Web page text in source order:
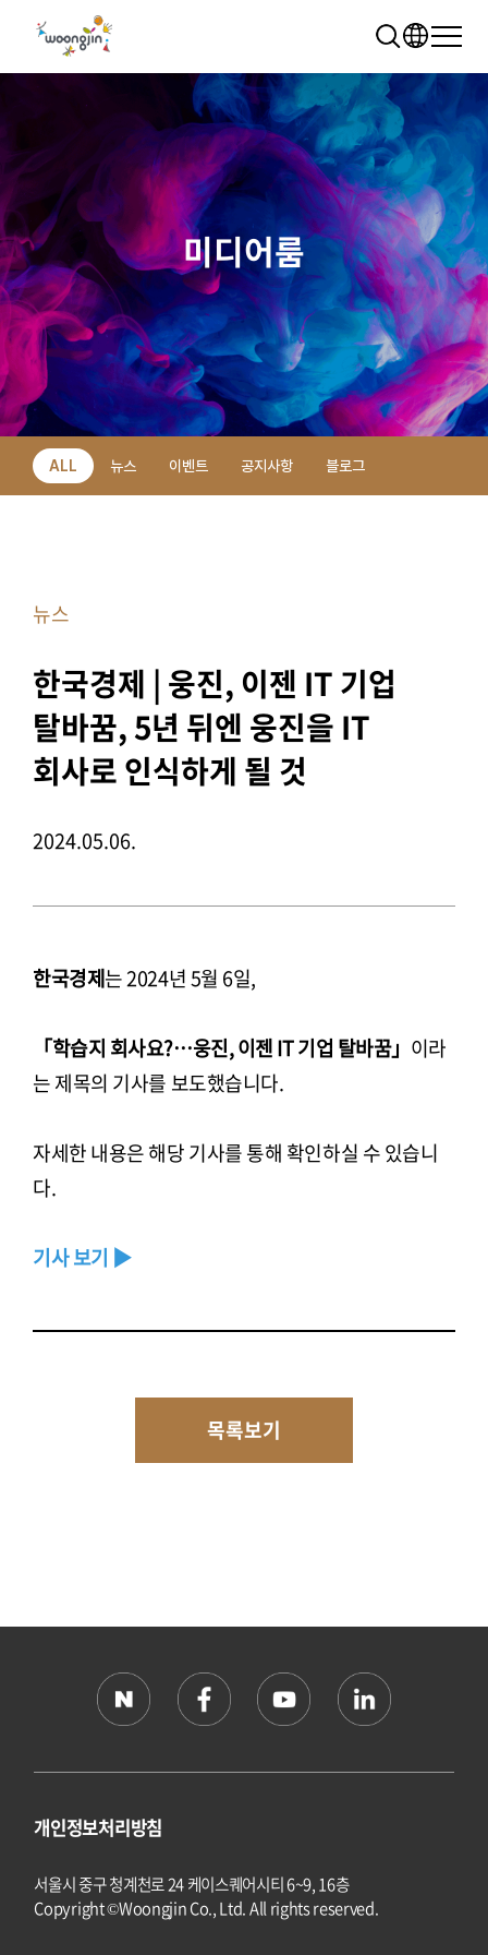
추천 검색어
WRMS WDMS SAP ERP
렌탈 모빌리티 클라우드
미디어룸
ALL 뉴스 이벤트 공지사항 블로그
뉴스
한국경제 | 웅진, 이젠 IT 기업
탈바꿈, 5년 뒤엔 웅진을 IT
회사로 인식하게 될 것
2024.05.06.
한국경제는 2024년 5월 6일,
「학습지 회사요?…웅진, 이젠 IT 기업 탈바꿈」 이라
는 제목의 기사를 보도했습니다.
자세한 내용은 해당 기사를 통해 확인하실 수 있습니
다.
기사 보기 ▶
목록보기
개인정보처리방침
서울시 중구 청계천로 24 케이스퀘어시티 6~9, 16층
Copyright ©Woongjin Co., Ltd. All rights reserved.